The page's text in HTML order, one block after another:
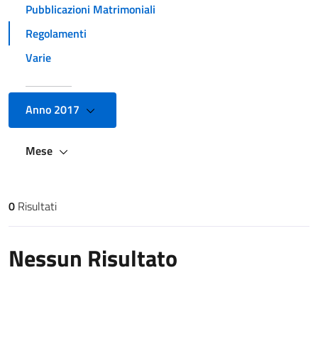
Pubblicazioni Matrimoniali
Regolamenti
Varie
Anno 2017
Mese
Risultati di ricerca
0 Risultati
Nessun Risultato